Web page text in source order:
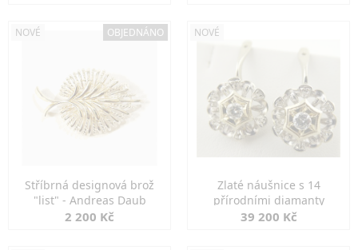
NOVÉ OBJEDNÁNO
Stříbrná designová brož
"list" - Andreas Daub
2 200 Kč
NOVÉ
Zlaté náušnice s 14
přírodními diamanty
39 200 Kč